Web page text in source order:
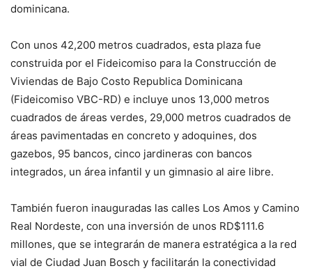
dominicana.
Con unos 42,200 metros cuadrados, esta plaza fue
construida por el Fideicomiso para la Construcción de
Viviendas de Bajo Costo Republica Dominicana
(Fideicomiso VBC-RD) e incluye unos 13,000 metros
cuadrados de áreas verdes, 29,000 metros cuadrados de
áreas pavimentadas en concreto y adoquines, dos
gazebos, 95 bancos, cinco jardineras con bancos
integrados, un área infantil y un gimnasio al aire libre.
También fueron inauguradas las calles Los Amos y Camino
Real Nordeste, con una inversión de unos RD$111.6
millones, que se integrarán de manera estratégica a la red
vial de Ciudad Juan Bosch y facilitarán la conectividad